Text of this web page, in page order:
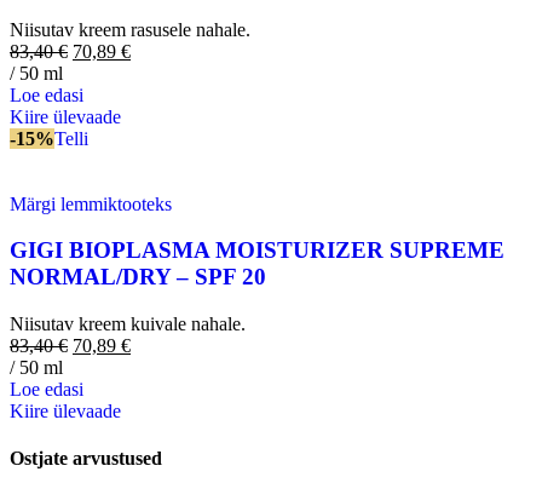
Niisutav kreem rasusele nahale.
83,40€ 70,89 €
/ 50 ml
Loe edasi
Kiire ülevaade
-15%Telli
Märgi lemmiktooteks
GIGI BIOPLASMA MOISTURIZER SUPREME
NORMAL/DRY – SPF 20
Niisutav kreem kuivale nahale.
83,40€ 70,89 €
/ 50 ml
Loe edasi
Kiire ülevaade
Ostjate arvustused